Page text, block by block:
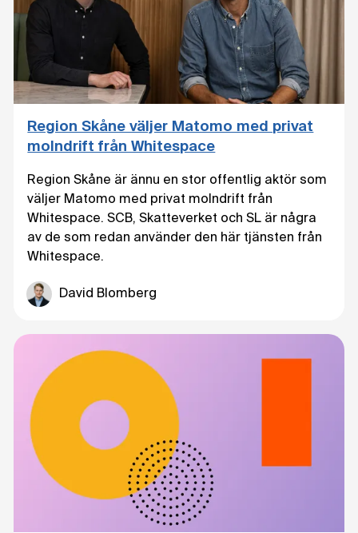
Region Skåne väljer Matomo med privat
molndrift från Whitespace
Region Skåne är ännu en stor offentlig aktör som
väljer Matomo med privat molndrift från
Whitespace. SCB, Skatteverket och SL är några
av de som redan använder den här tjänsten från
Whitespace.
David Blomberg